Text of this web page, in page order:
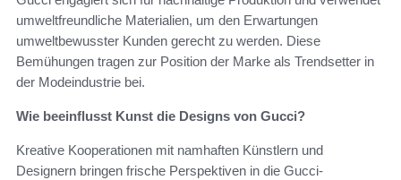
umweltfreundliche Materialien, um den Erwartungen
umweltbewusster Kunden gerecht zu werden. Diese
Bemühungen tragen zur Position der Marke als Trendsetter in
der Modeindustrie bei.
Wie beeinflusst Kunst die Designs von Gucci?
Kreative Kooperationen mit namhaften Künstlern und
Designern bringen frische Perspektiven in die Gucci-